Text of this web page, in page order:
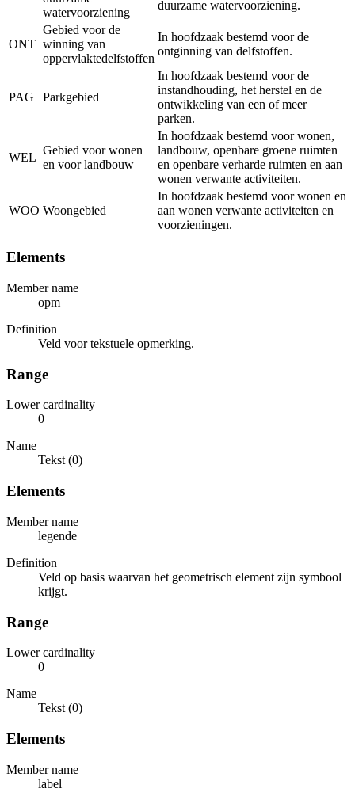
watervoorziening
duurzame watervoorziening.
ONT
Gebied voor de
winning van
oppervlaktedelfstoffen
In hoofdzaak bestemd voor de
ontginning van delfstoffen.
PAG Parkgebied
In hoofdzaak bestemd voor de
instandhouding, het herstel en de
ontwikkeling van een of meer
parken.
WEL
Gebied voor wonen
en voor landbouw
In hoofdzaak bestemd voor wonen,
landbouw, openbare groene ruimten
en openbare verharde ruimten en aan
wonen verwante activiteiten.
WOO Woongebied
In hoofdzaak bestemd voor wonen en
aan wonen verwante activiteiten en
voorzieningen.
Elements
Member name
opm
Definition
Veld voor tekstuele opmerking.
Range
Lower cardinality
0
Name
Tekst (0)
Elements
Member name
legende
Definition
Veld op basis waarvan het geometrisch element zijn symbool
krijgt.
Range
Lower cardinality
0
Name
Tekst (0)
Elements
Member name
label